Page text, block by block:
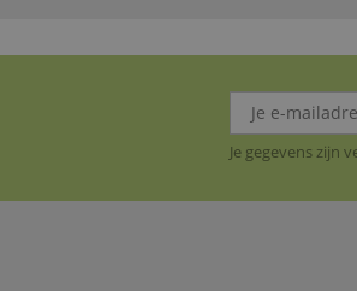
Je gegevens zijn